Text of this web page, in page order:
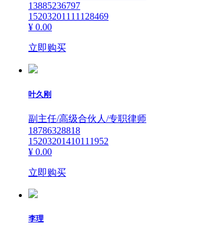
13885236797
15203201111128469
¥ 0.00
立即购买
叶久刚
副主任/高级合伙人/专职律师
18786328818
15203201410111952
¥ 0.00
立即购买
李理